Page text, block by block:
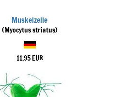
Muskelzelle
(Myocytus striatus)
11,95 EUR